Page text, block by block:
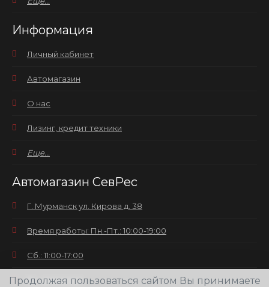
Информация
Личный кабинет
Автомагазин
О нас
Лизинг, кредит техники
Еще...
Автомагазин СевРес
Г. Мурманск ул. Кирова д. 38
Время работы: Пн.-Пт.: 10:00-19:00
Сб.: 11:00-17:00
Вс.: выходной
Продолжая пользоваться сайтом Вы принимаете